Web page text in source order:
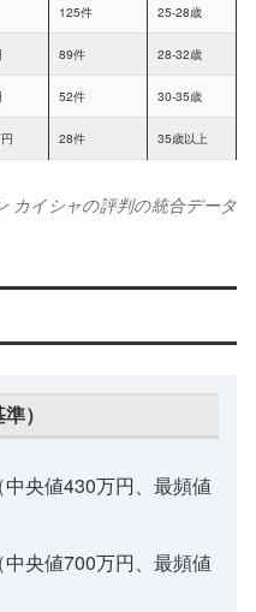
125件 25-28歳
89件 28-32歳
52件 30-35歳
28件 35歳以上
カイシャの評判の統合データ
）
央値430万円、最頻値
央値700万円、最頻値